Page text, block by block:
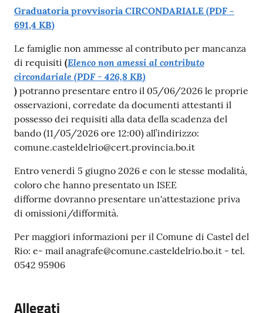
Graduatoria provvisoria CIRCONDARIALE (PDF -
691,4 KB)
Le famiglie non ammesse al contributo per mancanza
di requisiti (Elenco non amessi al contributo
circondariale (PDF- 426,8 KB)
) potranno presentare entro il 05/06/2026 le proprie
osservazioni, corredate da documenti attestanti il
possesso dei requisiti alla data della scadenza del
bando (11/05/2026 ore 12:00) all’indirizzo:
comune.casteldelrio@cert.provincia.bo.it
Entro venerdì 5 giugno 2026 e con le stesse modalità,
coloro che hanno presentato un ISEE
difforme dovranno presentare un'attestazione priva
di omissioni/difformità.
Per maggiori informazioni per il Comune di Castel del
Rio: e- mail anagrafe@comune.casteldelrio.bo.it - tel.
0542 95906
Allegati